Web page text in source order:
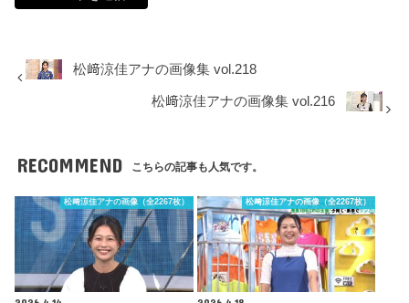
松﨑涼佳アナの画像集 vol.218
松﨑涼佳アナの画像集 vol.216
RECOMMEND こちらの記事も人気です。
松﨑涼佳アナの画像（全2267枚） 松﨑涼佳アナの画像（全2267枚）